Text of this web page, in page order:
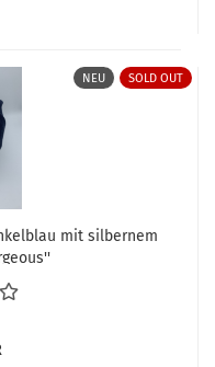
NEU SOLD OUT
mit silbernem